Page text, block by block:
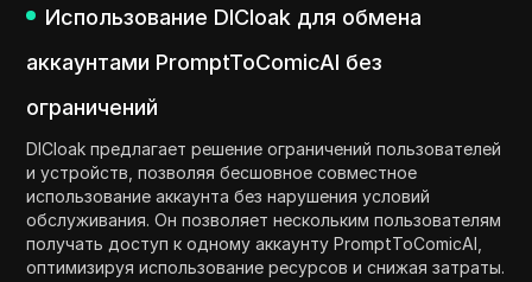
Использование DICloak для обмена
аккаунтами PromptToComicAI без
ограничений
DICloak предлагает решение ограничений пользователей
и устройств, позволяя бесшовное совместное
использование аккаунта без нарушения условий
обслуживания. Он позволяет нескольким пользователям
получать доступ к одному аккаунту PromptToComicAI,
оптимизируя использование ресурсов и снижая затраты.